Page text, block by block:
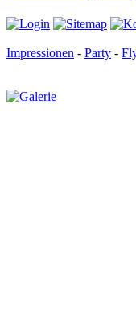
Impressionen - Party -